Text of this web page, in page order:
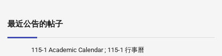
最近公告的帖子
115-1 Academic Calendar ; 115-1 行事曆